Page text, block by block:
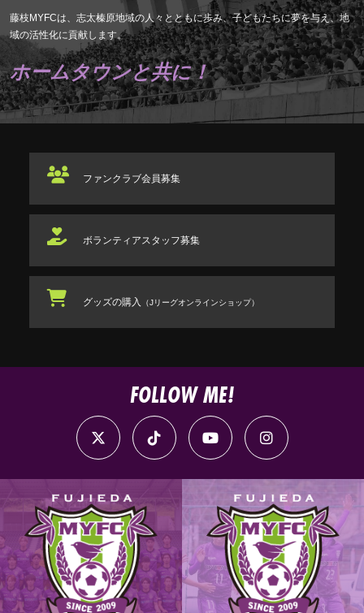
藤枝MYFCは、志太榛原地域の人々とともに歩み、子どもたちに夢を与え、地
域の活性化に貢献します。
ホームタウンと共に！
ファンクラブ会員募集
ボランティアスタッフ募集
グッズの購入 （Jリーグオンラインショップ）
FOLLOW ME!